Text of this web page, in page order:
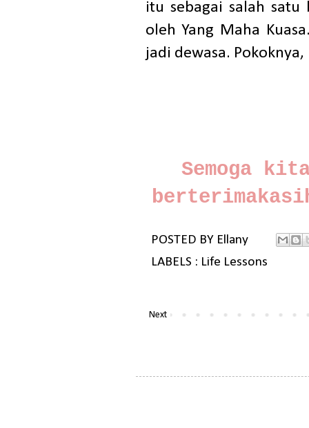
itu sebagai salah satu
oleh Yang Maha
jadi dewasa.
Semoga
POSTED BY Ellany
LABELS : Life Lessons
Next